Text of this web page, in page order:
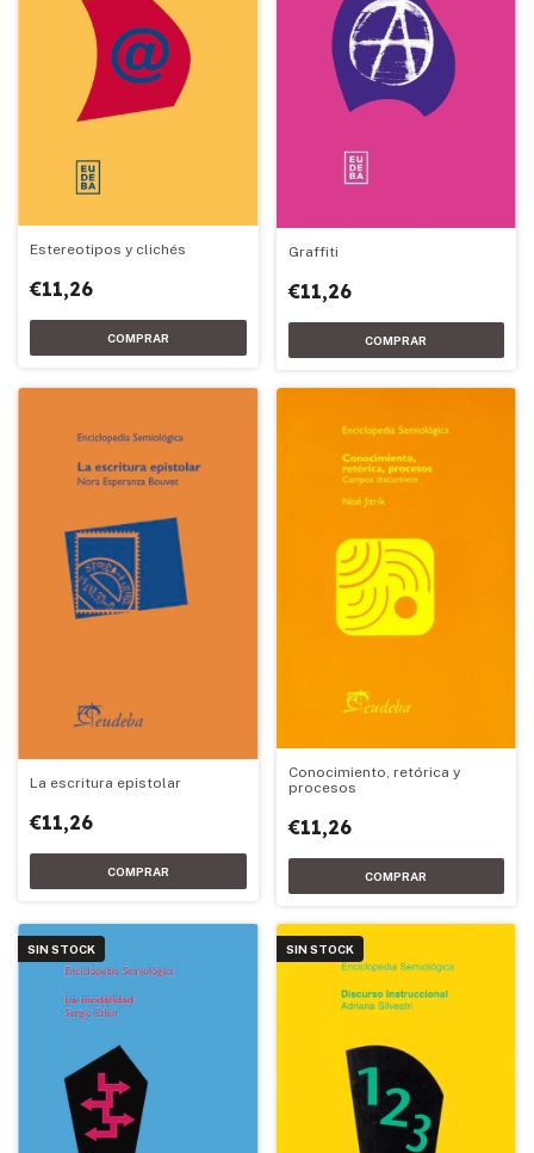
Estereotipos y clichés
€11,26
Graffiti
€11,26
La escritura epistolar
€11,26
Conocimiento, retórica y
procesos
€11,26
SIN STOCK SIN STOCK